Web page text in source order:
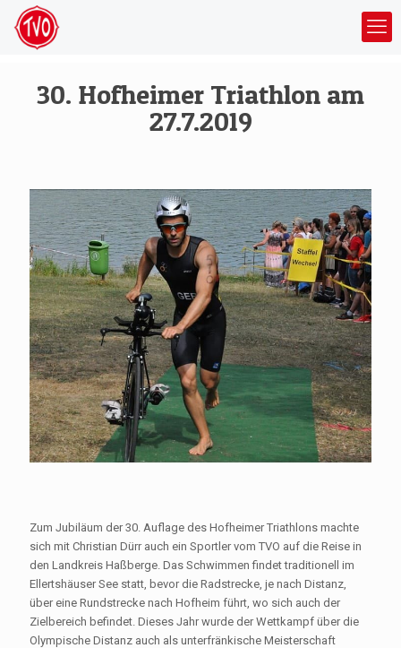
30. Hofheimer Triathlon am
27.7.2019
Zum Jubiläum der 30. Auflage des Hofheimer Triathlons machte
sich mit Christian Dürr auch ein Sportler vom TVO auf die Reise in
den Landkreis Haßberge. Das Schwimmen findet traditionell im
Ellertshäuser See statt, bevor die Radstrecke, je nach Distanz,
über eine Rundstrecke nach Hofheim führt, wo sich auch der
Zielbereich befindet. Dieses Jahr wurde der Wettkampf über die
Olympische Distanz auch als unterfränkische Meisterschaft